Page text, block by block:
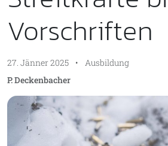
Vorschriften
27. Jänner 2025 •
Ausbildung
P. Deckenbacher